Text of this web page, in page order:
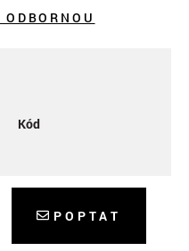
Kód
POPTAT